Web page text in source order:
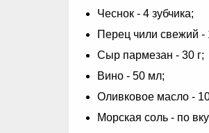
Чеснок - 4 зубчика;
Перец чили свежий -
Сыр пармезан - 30 г;
Вино - 50 мл;
Оливковое масло -
Морская соль - по